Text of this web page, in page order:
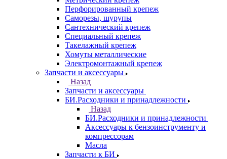
Перфорированный крепеж
Саморезы, шурупы
Сантехнический крепеж
Специальный крепеж
Такелажный крепеж
Хомуты металлические
Электромонтажный крепеж
Запчасти и аксессуары
Назад
Запчасти и аксессуары
БИ.Расходники и принадлежности
Назад
БИ.Расходники и принадлежности
Аксессуары к бензоинструменту и
компрессорам
Масла
Запчасти к БИ